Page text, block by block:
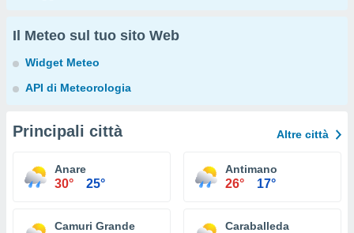
Il Meteo sul tuo sito Web
Widget Meteo
API di Meteorologia
Principali città Altre città
Anare
30° 25°
Antimano
26° 17°
Camuri Grande Caraballeda